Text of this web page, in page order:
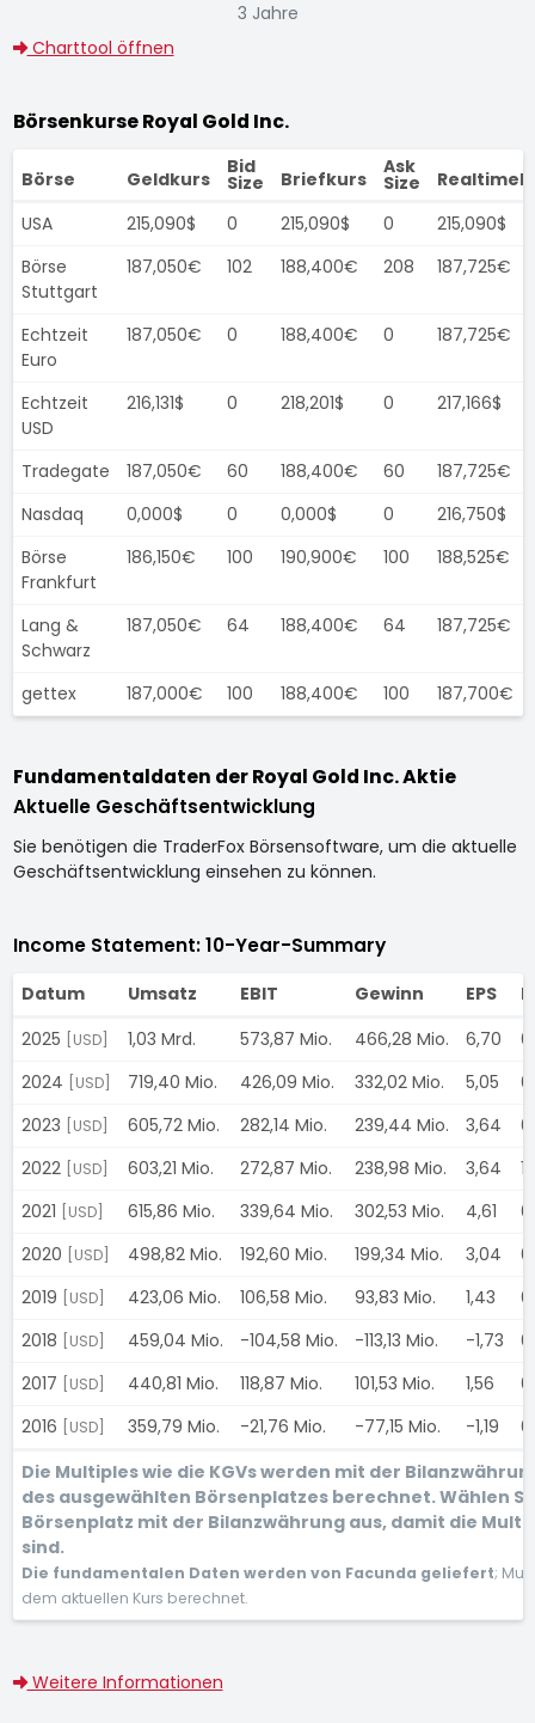
3 Jahre
Charttool öffnen
Börsenkurse Royal Gold Inc.
Börse Geldkurs
Bid
Size Briefkurs
Ask
Size
USA
215,090$ 0 215,090$ 0
215,090$
Börse
Stuttgart
187,050€ 102 188,400€ 208 187,725€
Echtzeit
Euro
187,050€ 0 188,400€ 0 187,725€
Echtzeit
USD
216,131$ 0 218,201$ 0 217,166$
Tradegate 187,050€ 60 188,400€ 60
187,725€
Nasdaq
0,000$ 0 0,000$ 0
216,750$
Börse
Frankfurt
186,150€ 100 190,900€ 100 188,525€
Lang &
Schwarz
187,050€ 64 188,400€ 64 187,725€
gettex 187,000€ 100 188,400€ 100 187,700€
Fundamentaldaten der Royal Gold Inc. Aktie
Aktuelle Geschäftsentwicklung
Sie benötigen die TraderFox Börsensoftware, um die aktuelle
Geschäftsentwicklung einsehen zu können.
Income Statement: 10-Year-Summary
Datum Umsatz EBIT Gewinn EPS
2025
[USD] 1,03 Mrd. 573,87 Mio. 466,28 Mio. 6,70
2024
[USD] 719,40 Mio. 426,09 Mio. 332,02 Mio. 5,05
2023
[USD] 605,72 Mio. 282,14 Mio. 239,44 Mio. 3,64
2022
[USD] 603,21 Mio. 272,87 Mio. 238,98 Mio. 3,64
2021
[USD] 615,86 Mio. 339,64 Mio. 302,53 Mio. 4,61
2020
[USD] 498,82 Mio. 192,60 Mio. 199,34 Mio. 3,04
2019
[USD] 423,06 Mio. 106,58 Mio. 93,83 Mio. 1,43
2018
[USD] 459,04 Mio. -104,58 Mio. -113,13 Mio. -1,73
2017
[USD] 440,81 Mio. 118,87 Mio. 101,53 Mio. 1,56
2016
[USD] 359,79 Mio. -21,76 Mio. -77,15 Mio. -1,19
Die Multiples wie die KGVs werden mit der
des ausgewählten Börsenplatzes berechnet. Wählen
Börsenplatz mit der Bilanzwährung aus, damit die
sind.
Die fundamentalen Daten werden von Facunda geliefert;
dem aktuellen Kurs berechnet.
Weitere Informationen